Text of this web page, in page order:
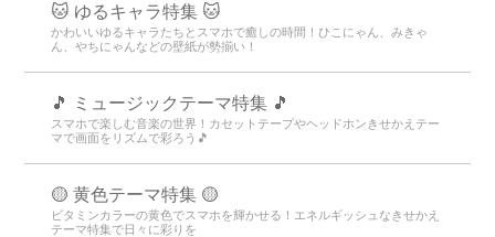
🐱 ゆるキャラ特集 🐱
かわいいゆるキャラたちとスマホで癒しの時間！ひこにゃん、みきゃ
ん、やちにゃんなどの壁紙が勢揃い！
🎵 ミュージックテーマ特集 🎵
スマホで楽しむ音楽の世界！カセットテープやヘッドホンきせかえテー
マで画面をリズムで彩ろう🎵
🟡 黄色テーマ特集 🟡
ビタミンカラーの黄色でスマホを輝かせる！エネルギッシュなきせかえ
テーマ特集で日々に彩りを